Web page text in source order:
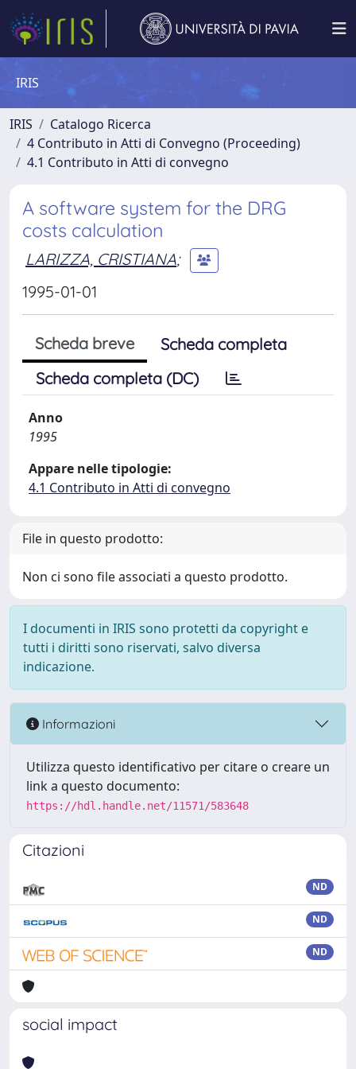
IRIS
IRIS
Catalogo Ricerca
4 Contributo in Atti di Convegno (Proceeding)
4.1 Contributo in Atti di convegno
A software system for the DRG
costs calculation
LARIZZA, CRISTIANA;
1995-01-01
Scheda breve
Scheda completa
Scheda completa (DC)
Anno
1995
Appare nelle tipologie:
4.1 Contributo in Atti di convegno
File in questo prodotto:
Non ci sono file associati a questo prodotto.
I documenti in IRIS sono protetti da copyright e
tutti i diritti sono riservati, salvo diversa
indicazione.
Informazioni
Utilizza questo identificativo per citare o creare un
link a questo documento:
https://hdl.handle.net/11571/583648
Citazioni
ND
ND
ND
social impact